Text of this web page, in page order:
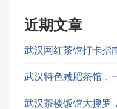
近期文章
武汉网红茶馆打卡指
武汉特色减肥茶馆，
武汉茶楼饭馆大搜罗